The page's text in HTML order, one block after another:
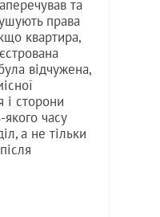
та
права
квартира,
відчужена,
і сторони
часу
а не тільки